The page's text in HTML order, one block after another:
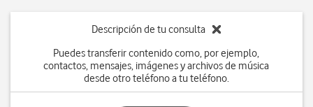
Descripción de tu consulta
Puedes transferir contenido como, por ejemplo,
contactos, mensajes, imágenes y archivos de música
desde otro teléfono a tu teléfono.